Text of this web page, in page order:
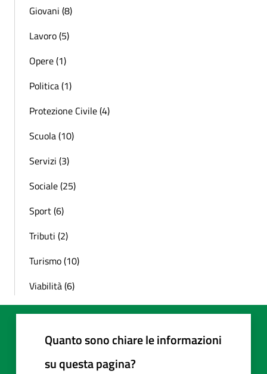
Giovani (8)
Lavoro (5)
Opere (1)
Politica (1)
Protezione Civile (4)
Scuola (10)
Servizi (3)
Sociale (25)
Sport (6)
Tributi (2)
Turismo (10)
Viabilità (6)
Quanto sono chiare le informazioni
su questa pagina?